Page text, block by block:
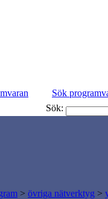
Sök
Sök:
> övriga nätverktyg >